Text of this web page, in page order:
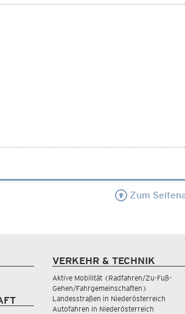
Zum
VERKEHR & TECHNIK
Aktive Mobilität (Radfahren/Zu-Fuß-
Gehen/Fahrgemeinschaften)
Landesstraßen in Niederösterreich
Autofahren in Niederösterreich